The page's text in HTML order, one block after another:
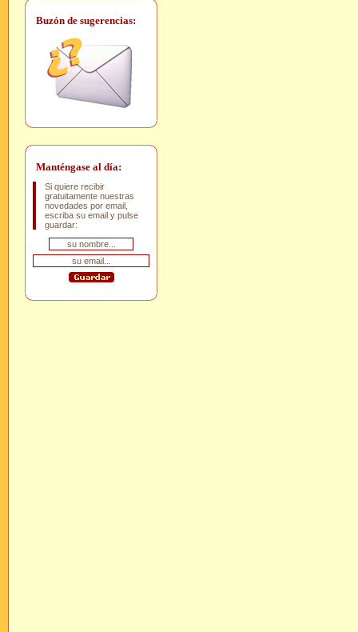
Buzón de sugerencias:
Manténgase al día:
Si quiere recibir
gratuitamente nuestras
novedades por email,
escriba su email y pulse
guardar: